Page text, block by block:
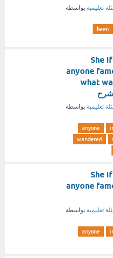
تعليمية بواسطة
been
She
anyone
what
تعليمية بواسطة
anyone
wandered
She
anyone
تعليمية بواسطة
anyone